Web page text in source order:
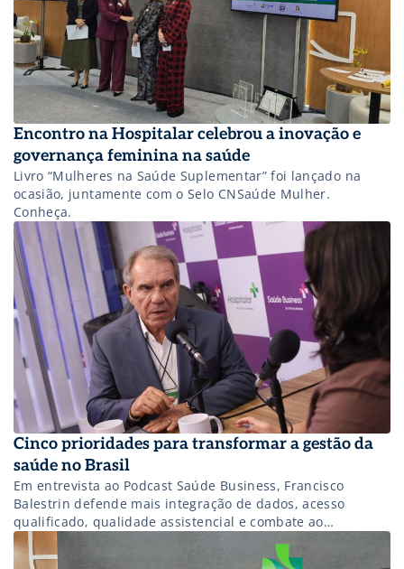
Encontro na Hospitalar celebrou a inovação e
governança feminina na saúde
Livro “Mulheres na Saúde Suplementar” foi lançado na
ocasião, juntamente com o Selo CNSaúde Mulher.
Conheça.
Cinco prioridades para transformar a gestão da
saúde no Brasil
Em entrevista ao Podcast Saúde Business, Francisco
Balestrin defende mais integração de dados, acesso
qualificado, qualidade assistencial e combate ao
desperdício como caminhos para tornar o sistema mais
eficiente e sustentável.